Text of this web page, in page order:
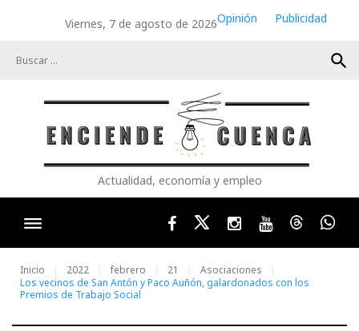
Viernes, 7 de agosto de 2026Opinión
Publicidad
search
Actualidad, economía y empleo
FacebookTwitterInstagram
YoutubeThreads
Inicio 2022 febrero 21
Asociaciones
Los vecinos de San Antón y Paco Auñón, galardonados con los
Premios de Trabajo Social